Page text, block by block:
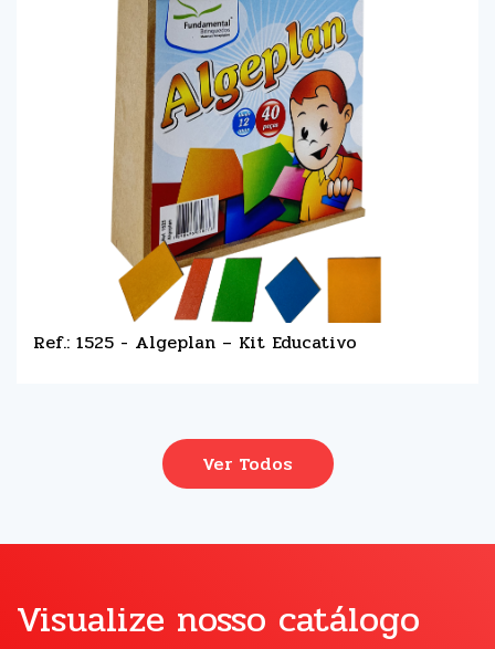
Ref.: 1525 - Algeplan – Kit Educativo
Ver Todos
Visualize nosso catálogo